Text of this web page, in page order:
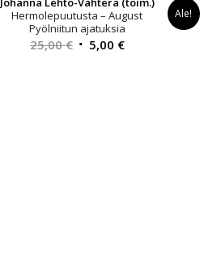
Hermolepuutusta – August
Pyölniitun ajatuksia
25,00€ Alkuperäinen
5,00 €Nykyinen
Ale!